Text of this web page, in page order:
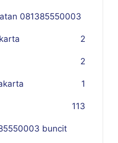
081385550003
2
2
1
113
buncit